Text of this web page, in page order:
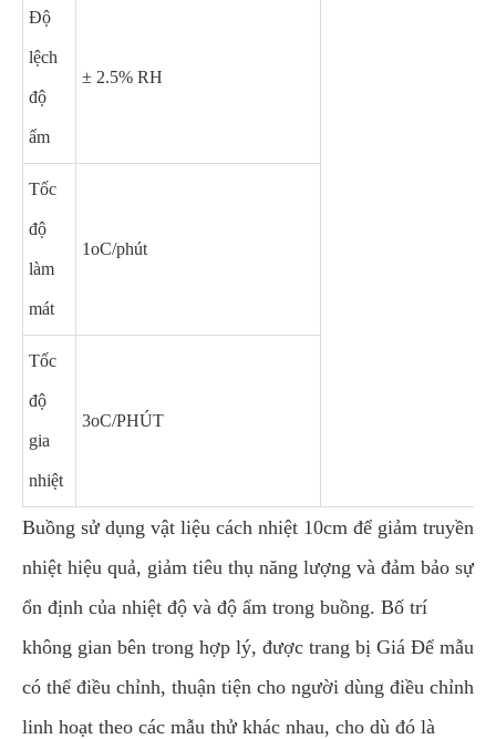
Độ
lệch
độ
ẩm
± 2.5% RH
Tốc
độ
làm
mát
1oC/phút
Tốc
độ
gia
nhiệt
3oC/PHÚT
Buồng sử dụng vật liệu cách nhiệt 10cm để giảm truyền
nhiệt hiệu quả, giảm tiêu thụ năng lượng và đảm bảo sự
ổn định của nhiệt độ và độ ẩm trong buồng. Bố trí
không gian bên trong hợp lý, được trang bị Giá Để mẫu
có thể điều chỉnh, thuận tiện cho người dùng điều chỉnh
linh hoạt theo các mẫu thử khác nhau, cho dù đó là